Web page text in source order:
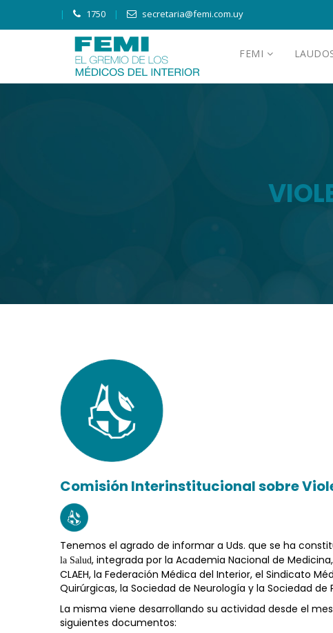
1750 secretaria@femi.com.uy
FEMI
Comisión Interinstitucional sobre
Tenemos el agrado de informar a Uds. que se ha
la Salud, integrada por la Academia Nacional de
CLAEH, la Federación Médica del Interior, el Sindicato
Quirúrgicas, la Sociedad de Neurología y la Sociedad de
La misma viene desarrollando su actividad desde el
siguientes documentos: